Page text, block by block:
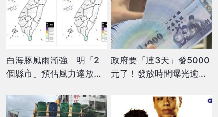
白海豚風雨漸強 明「2
個縣市」預估風力達放假
政府要「連3天」發5000
元了！發放時間曝光逾期